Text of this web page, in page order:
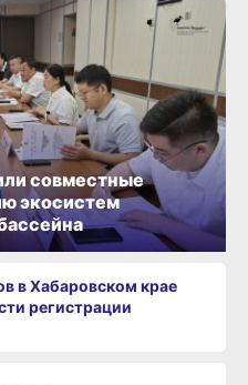
совместные
экосистем
в Хабаровском крае
регистрации